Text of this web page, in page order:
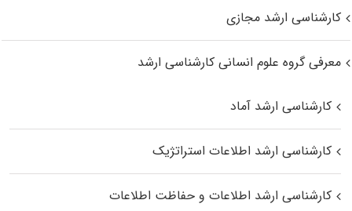
کارشناسی ارشد مجازی
معرفی گروه علوم انسانی کارشناسی ارشد
کارشناسی ارشد آماد
کارشناسی ارشد اطلاعات استراتژیک
کارشناسی ارشد اطلاعات و حفاظت اطلاعات